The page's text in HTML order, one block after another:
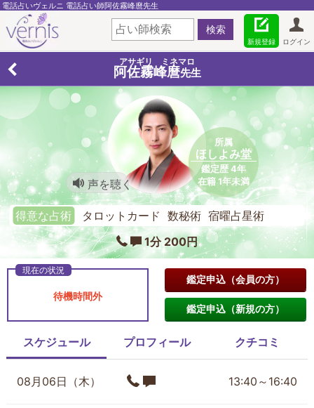
電話占いヴェルニ 電話占い師阿佐霧峰麿先生
ログイン
新規登録
アサギリ ミネマロ
阿佐霧峰麿先生
所属
ほしよみ堂
鑑定歴 4年
在籍 1年未満
声を聴く
得意な占術
タロットカード 数秘術 宿曜占星術
1分 200円
待機時間外
鑑定申込（会員の方）
鑑定申込（新規の方）
スケジュール プロフィール クチコミ
08月06日（木） 13:40～16:40